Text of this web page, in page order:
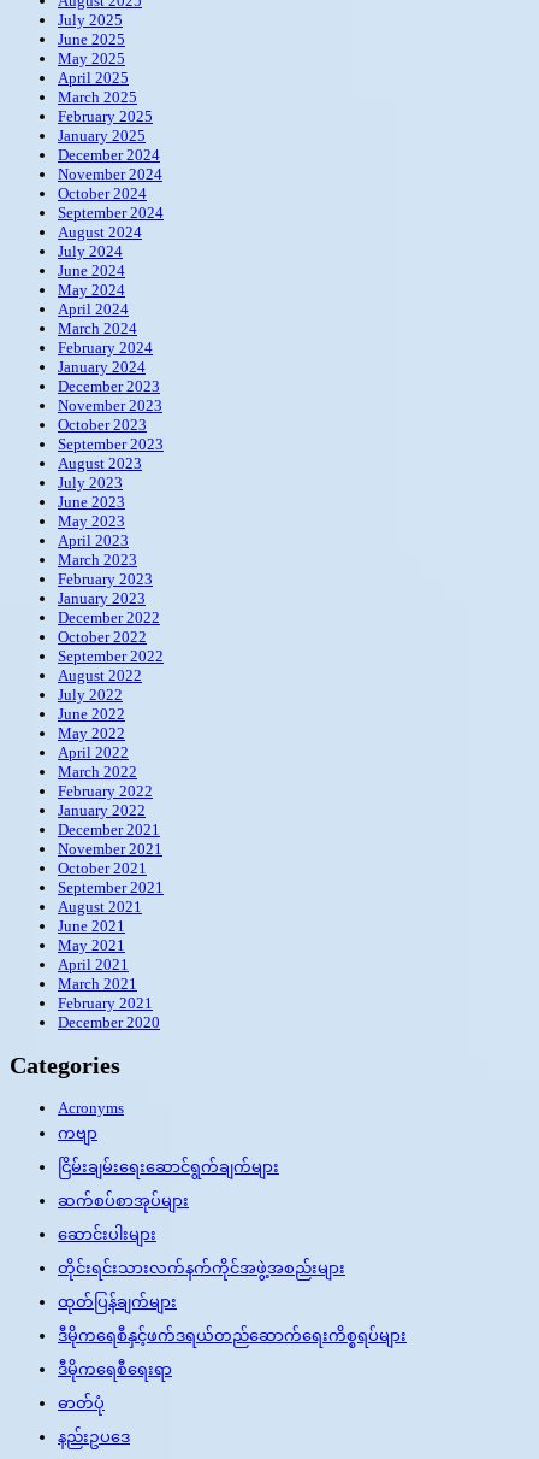
July 2025
June 2025
May 2025
April 2025
March 2025
February 2025
January 2025
December 2024
November 2024
October 2024
September 2024
August 2024
July 2024
June 2024
May 2024
April 2024
March 2024
February 2024
January 2024
December 2023
November 2023
October 2023
September 2023
August 2023
July 2023
June 2023
May 2023
April 2023
March 2023
February 2023
January 2023
December 2022
October 2022
September 2022
August 2022
July 2022
June 2022
May 2022
April 2022
March 2022
February 2022
January 2022
December 2021
November 2021
October 2021
September 2021
August 2021
June 2021
May 2021
April 2021
March 2021
February 2021
December 2020
Categories
Acronyms
ကဗျာ
ငြိမ်းချမ်းရေးဆောင်ရွက်ချက်များ
ဆက်စပ်စာအုပ်များ
ဆောင်းပါးများ
တိုင်းရင်းသားလက်နက်ကိုင်အဖွဲ့အစည်းများ
ထုတ်ပြန်ချက်များ
ဒီမိုကရေစီနှင့်ဖက်ဒရယ်တည်ဆောက်‌ရေးကိစ္စရပ်များ
ဒီမိုကရေစီရေးရာ
ဓာတ်ပုံ
နည်းဥပဒေ